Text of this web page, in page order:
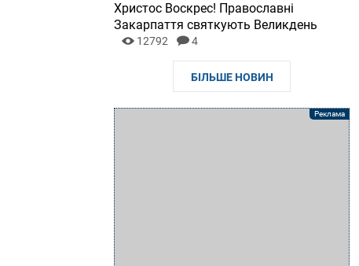
Христос Воскрес! Православні
Закарпаття святкують Великдень
12792 4
БІЛЬШЕ НОВИН